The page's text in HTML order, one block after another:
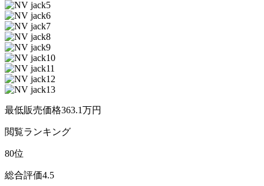
最低販売価格363.1万円
閲覧ランキング
80位
総合評価4.5